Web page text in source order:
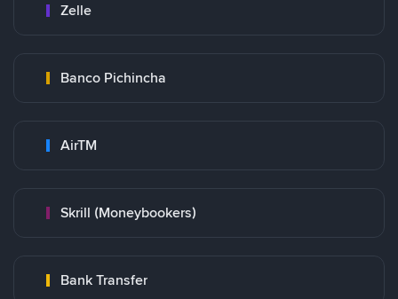
Zelle
Banco Pichincha
AirTM
Skrill (Moneybookers)
Bank Transfer